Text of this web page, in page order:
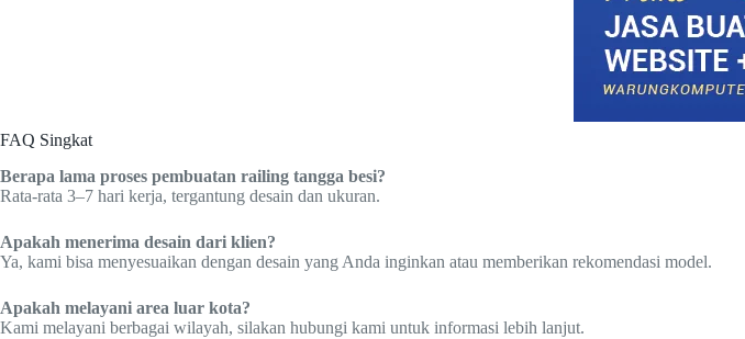
FAQ Singkat
Berapa lama proses pembuatan railing tangga besi?
Rata-rata 3–7 hari kerja, tergantung desain dan ukuran.
Apakah menerima desain dari klien?
Ya, kami bisa menyesuaikan dengan desain yang Anda inginkan atau memberikan rekomendasi model.
Apakah melayani area luar kota?
Kami melayani berbagai wilayah, silakan hubungi kami untuk informasi lebih lanjut.